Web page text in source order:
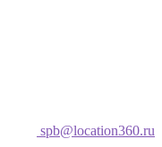
spb@location360.ru